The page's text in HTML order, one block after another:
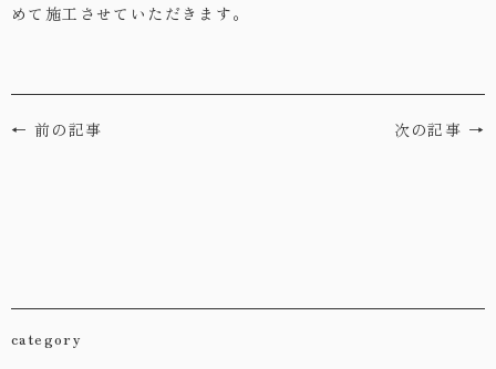
めて施工させていただきます。
← 前の記事 次の記事 →
category